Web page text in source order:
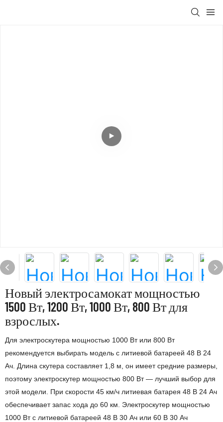
Новый электросамокат мощностью
1500 Вт, 1200 Вт, 1000 Вт, 800 Вт для
взрослых.
Для электроскутера мощностью 1000 Вт или 800 Вт
рекомендуется выбирать модель с литиевой батареей 48 В 24
Ач. Длина скутера составляет 1,8 м, он имеет средние размеры,
поэтому электроскутер мощностью 800 Вт — лучший выбор для
этой модели. При скорости 45 км/ч литиевая батарея 48 В 24 Ач
обеспечивает запас хода до 60 км. Электроскутер мощностью
1000 Вт с литиевой батареей 48 В 30 Ач или 60 В 30 Ач